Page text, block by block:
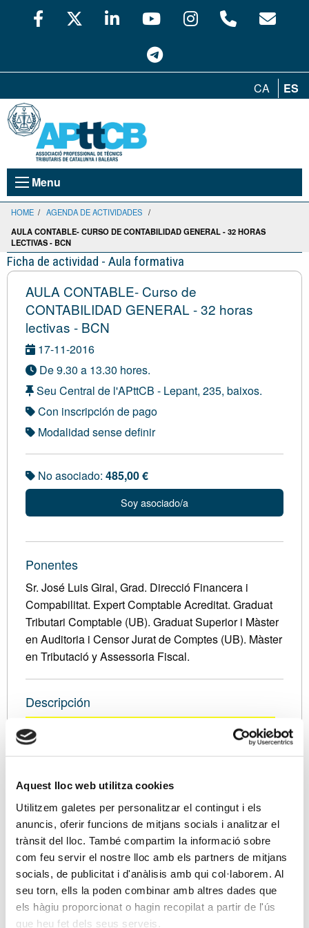
Aquest lloc web utilitza cookies
Utilitzem galetes per personalitzar el contingut i els
anuncis, oferir funcions de mitjans socials i analitzar el
trànsit del lloc. També compartim la informació sobre
com feu servir el nostre lloc amb els partners de mitjans
socials, de publicitat i d'anàlisis amb qui col·laborem. Al
seu torn, ells la poden combinar amb altres dades que
els hàgiu proporcionat o hagin recopilat a partir de l'ús
que heu fet dels seus serveis.
CA ES
Menu
HOME / AGENDA DE ACTIVIDADES /
AULA CONTABLE- CURSO DE CONTABILIDAD GENERAL - 32 HORAS
LECTIVAS - BCN
Ficha de actividad - Aula formativa
AULA CONTABLE- Curso de
CONTABILIDAD GENERAL - 32 horas
lectivas - BCN
17-11-2016
De 9.30 a 13.30 hores.
Seu Central de l'APttCB - Lepant, 235, baixos.
Con inscripción de pago
Modalidad sense definir
No asociado: 485,00 €
Soy asociado/a
Ponentes
Sr. José Luis Giral, Grad. Direcció Financera i
Compabilitat. Expert Comptable Acreditat. Graduat
Tributari Comptable (UB). Graduat Superior i Màster
en Auditoria i Censor Jurat de Comptes (UB). Màster
en Tributació y Assessoria Fiscal.
Descripción
Dies 17, 22, 24 i 29 de Novembre de 2016, i 1, 13,
15 i 20 de Desembre de 2016.
Estats financers
Cicle comptable: Diagrama del cicle comptable
Obligacions comptables
2.PLA GENERAL DE COMPTABILITAT
Plans generals normal i de Pimes
Comptes anuals